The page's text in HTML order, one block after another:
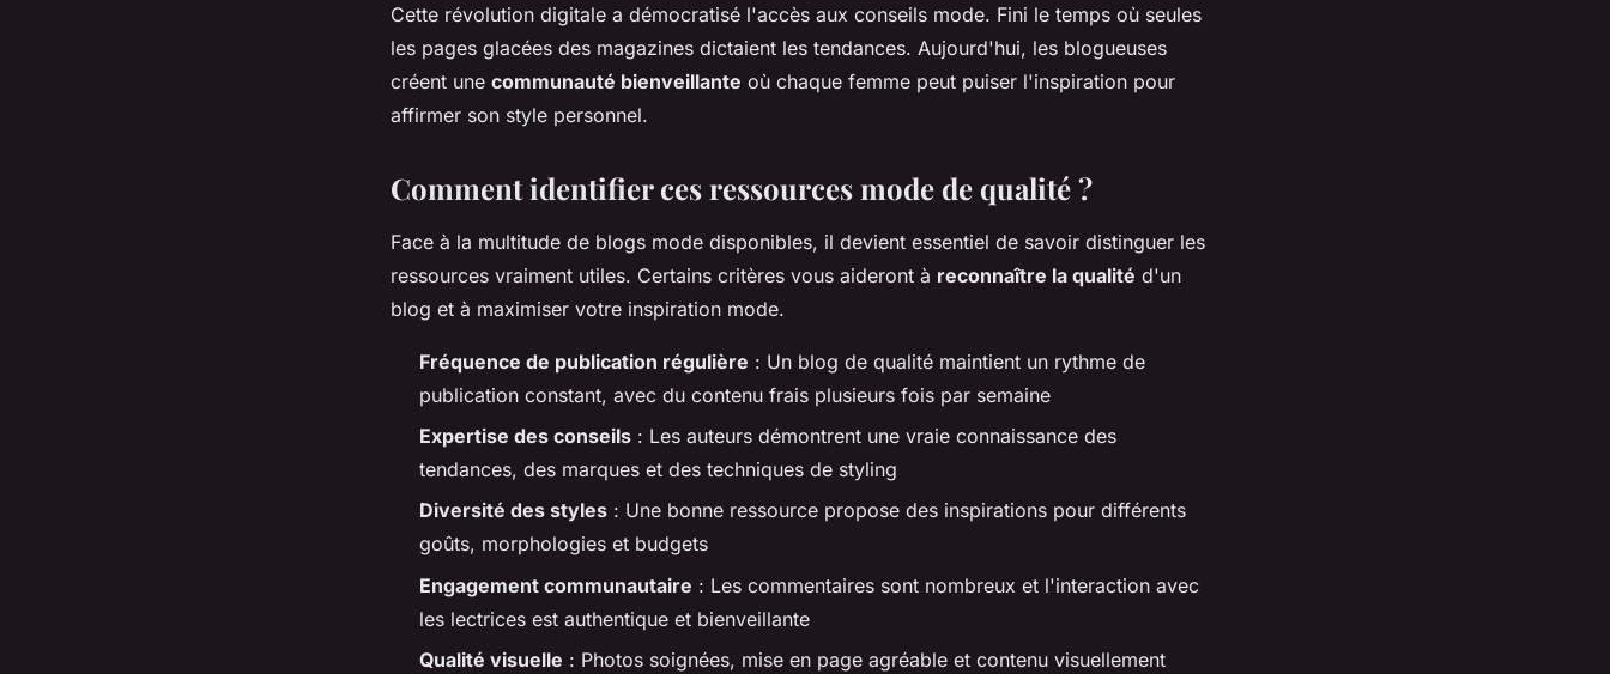
Cette révolution digitale a démocratisé l'accès aux conseils mode. Fini le temps où seules
les pages glacées des magazines dictaient les tendances. Aujourd'hui, les blogueuses
créent une communauté bienveillante où chaque femme peut puiser l'inspiration pour
affirmer son style personnel.
Comment identifier ces ressources mode de qualité ?
Face à la multitude de blogs mode disponibles, il devient essentiel de savoir distinguer les
ressources vraiment utiles. Certains critères vous aideront à reconnaître la qualité d'un
blog et à maximiser votre inspiration mode.
Fréquence de publication régulière : Un blog de qualité maintient un rythme de
publication constant, avec du contenu frais plusieurs fois par semaine
Expertise des conseils : Les auteurs démontrent une vraie connaissance des
tendances, des marques et des techniques de styling
Diversité des styles : Une bonne ressource propose des inspirations pour différents
goûts, morphologies et budgets
Engagement communautaire : Les commentaires sont nombreux et l'interaction avec
les lectrices est authentique et bienveillante
Qualité visuelle : Photos soignées, mise en page agréable et contenu visuellement